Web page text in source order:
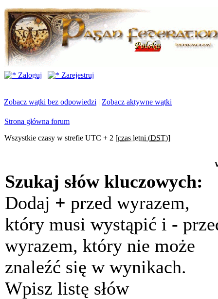
Zaloguj Zarejestruj
Zobacz wątki bez odpowiedzi | Zobacz aktywne wątki
Strona główna forum
Wszystkie czasy w strefie UTC + 2 [czas letni (DST)]
Szukaj słów kluczowych:
Dodaj + przed wyrazem,
który musi wystąpić i -
wyrazem, który nie może
znaleźć się w wynikach.
Wpisz listę słów